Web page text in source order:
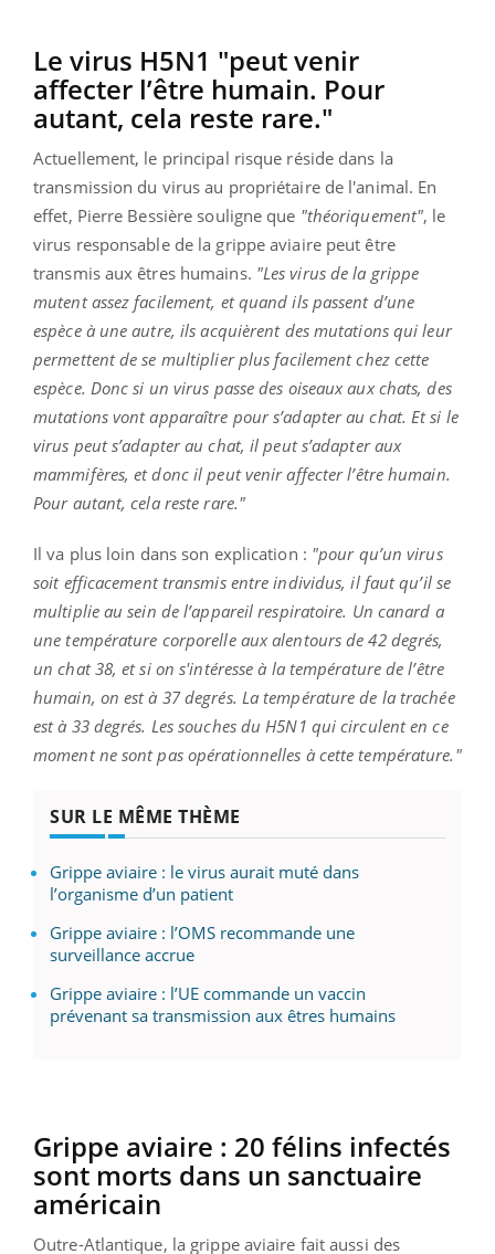
Le virus H5N1 "peut venir
affecter l’être humain. Pour
autant, cela reste rare."
Actuellement, le principal risque réside dans la
transmission du virus au propriétaire de l'animal. En
effet, Pierre Bessière souligne que "théoriquement", le
virus responsable de la grippe aviaire peut être
transmis aux êtres humains. "Les virus de la grippe
mutent assez facilement, et quand ils passent d’une
espèce à une autre, ils acquièrent des mutations qui leur
permettent de se multiplier plus facilement chez cette
espèce. Donc si un virus passe des oiseaux aux chats, des
mutations vont apparaître pour s’adapter au chat. Et si le
virus peut s’adapter au chat, il peut s’adapter aux
mammifères, et donc il peut venir affecter l’être humain.
Pour autant, cela reste rare."
Il va plus loin dans son explication : "pour qu’un virus
soit efficacement transmis entre individus, il faut qu’il se
multiplie au sein de l’appareil respiratoire. Un canard a
une température corporelle aux alentours de 42 degrés,
un chat 38, et si on s'intéresse à la température de l’être
humain, on est à 37 degrés. La température de la trachée
est à 33 degrés. Les souches du H5N1 qui circulent en ce
moment ne sont pas opérationnelles à cette température."
SUR LE MÊME THÈME
Grippe aviaire : le virus aurait muté dans
l’organisme d’un patient
Grippe aviaire : l’OMS recommande une
surveillance accrue
Grippe aviaire : l’UE commande un vaccin
prévenant sa transmission aux êtres humains
Grippe aviaire : 20 félins infectés
sont morts dans un sanctuaire
américain
Outre-Atlantique, la grippe aviaire fait aussi des